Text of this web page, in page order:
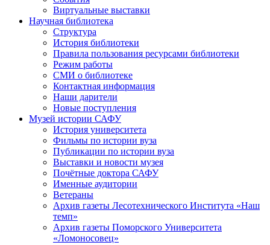
Виртуальные выставки
Научная библиотека
Структура
История библиотеки
Правила пользования ресурсами библиотеки
Режим работы
СМИ о библиотеке
Контактная информация
Наши дарители
Новые поступления
Музей истории САФУ
История университета
Фильмы по истории вуза
Публикации по истории вуза
Выставки и новости музея
Почётные доктора САФУ
Именные аудитории
Ветераны
Архив газеты Лесотехнического Института «Наш
темп»
Архив газеты Поморского Университета
«Ломоносовец»